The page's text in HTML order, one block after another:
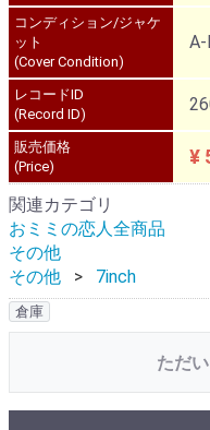
コンディション/ジャケ
ット
(Cover Condition)
A-
レコードID
(Record ID)
販売価格
(Price)
¥
関連カテゴリ
おミミの恋人全商品
その他
その他
7inch
倉庫
ただ